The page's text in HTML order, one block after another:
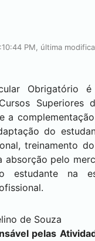
PM, última
Obrigatório
Superiores
a
do
treinamento
absorção pelo
estudante na
de Souza
pelas